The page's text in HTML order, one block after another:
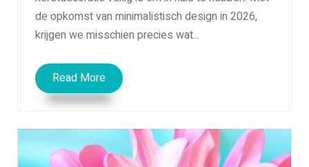
de opkomst van minimalistisch design in 2026,
krijgen we misschien precies wat...
Read More